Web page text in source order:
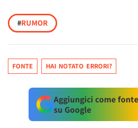
#RUMOR
FONTE HAI NOTATO ERRORI?
Aggiungici come
su Google